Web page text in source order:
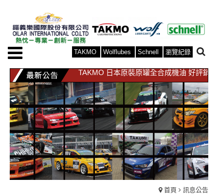
TAKMO Wolflubes Schnell 瀏覽紀錄
WOLF 比利時原裝原罐全合成機油 好評銷
TAKMO 日本原裝原罐全合成機油 好評銷
WOLF 比利時原裝原罐全合成機油 好評銷
首頁 訊息公告